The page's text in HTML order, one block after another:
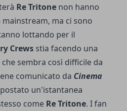
Re Tritone non hanno
ma ci sono
lottando per il
Crews stia facendo una
sembra così difficile da
comunicato da Cinema
un'istantanea
come Re Tritone. I fan